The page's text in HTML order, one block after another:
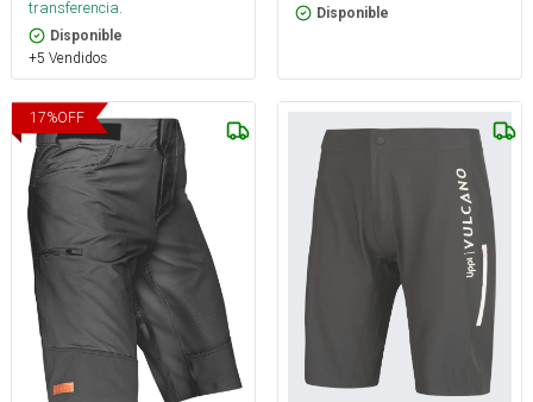
transferencia.
Disponible
+5 Vendidos
Disponible
17%OFF